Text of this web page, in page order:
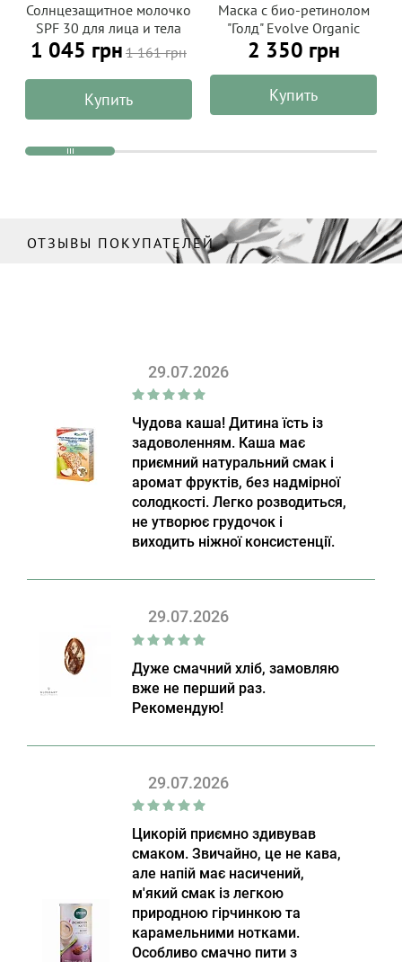
Солнцезащитное молочко
SPF 30 для лица и тела
для всей семьи (от 3 лет)
ALPHANOVA Daily Sun 150
мл
1 045 грн 1 161 грн
Купить
Маска с био-ретинолом
"Голд" Evolve Organic
Beauty, 60 мл
2 350 грн
Купить
ОТЗЫВЫ ПОКУПАТЕЛЕЙ
29.07.2026
Чудова каша! Дитина їсть із
задоволенням. Каша має
приємний натуральний смак і
аромат фруктів, без надмірної
солодкості. Легко розводиться,
не утворює грудочок і
виходить ніжної консистенції.
29.07.2026
Дуже смачний хліб, замовляю
вже не перший раз.
Рекомендую!
29.07.2026
Цикорій приємно здивував
смаком. Звичайно, це не кава,
але напій має насичений,
м'який смак із легкою
природною гірчинкою та
карамельними нотками.
Особливо смачно пити з